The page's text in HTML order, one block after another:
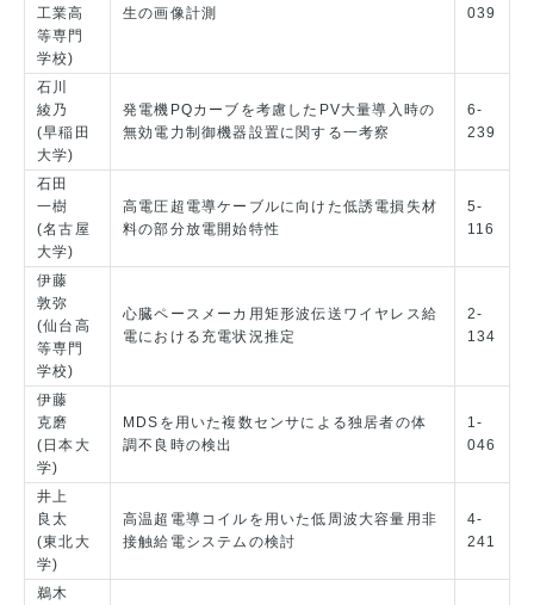
工業高
等専門
学校)
生の画像計測
039
石川
綾乃
(早稲田
大学)
発電機PQカーブを考慮したPV大量導入時の
無効電力制御機器設置に関する一考察
6-
239
石田
一樹
(名古屋
大学)
高電圧超電導ケーブルに向けた低誘電損失材
料の部分放電開始特性
5-
116
伊藤
敦弥
(仙台高
等専門
学校)
心臓ペースメーカ用矩形波伝送ワイヤレス給
電における充電状況推定
2-
134
伊藤
克磨
(日本大
学)
MDSを用いた複数センサによる独居者の体
調不良時の検出
1-
046
井上
良太
(東北大
学)
高温超電導コイルを用いた低周波大容量用非
接触給電システムの検討
4-
241
鵜木